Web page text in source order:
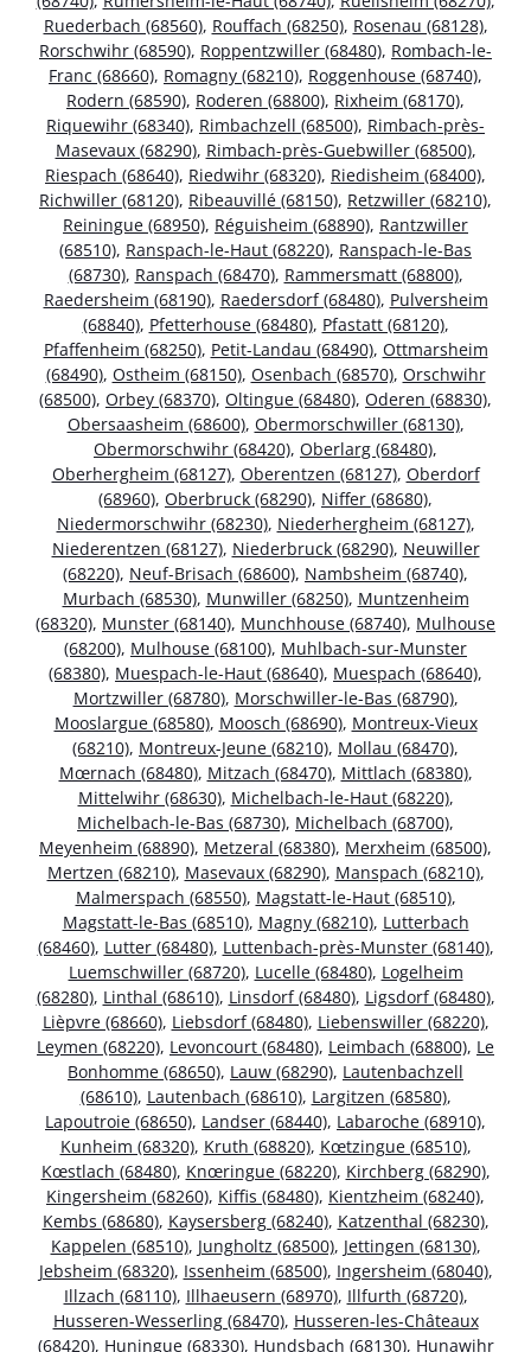
Ruederbach (68560), Rouffach (68250), Rosenau (68128),
Rorschwihr (68590), Roppentzwiller (68480), Rombach-le-
Franc (68660), Romagny (68210), Roggenhouse (68740),
Rodern (68590), Roderen (68800), Rixheim (68170),
Riquewihr (68340), Rimbachzell (68500), Rimbach-près-
Masevaux (68290), Rimbach-près-Guebwiller (68500),
Riespach (68640), Riedwihr (68320), Riedisheim (68400),
Richwiller (68120), Ribeauvillé (68150), Retzwiller (68210),
Reiningue (68950), Réguisheim (68890), Rantzwiller
(68510), Ranspach-le-Haut (68220), Ranspach-le-Bas
(68730), Ranspach (68470), Rammersmatt (68800),
Raedersheim (68190), Raedersdorf (68480), Pulversheim
(68840), Pfetterhouse (68480), Pfastatt (68120),
Pfaffenheim (68250), Petit-Landau (68490), Ottmarsheim
(68490), Ostheim (68150), Osenbach (68570), Orschwihr
(68500), Orbey (68370), Oltingue (68480), Oderen (68830),
Obersaasheim (68600), Obermorschwiller (68130),
Obermorschwihr (68420), Oberlarg (68480),
Oberhergheim (68127), Oberentzen (68127), Oberdorf
(68960), Oberbruck (68290), Niffer (68680),
Niedermorschwihr (68230), Niederhergheim (68127),
Niederentzen (68127), Niederbruck (68290), Neuwiller
(68220), Neuf-Brisach (68600), Nambsheim (68740),
Murbach (68530), Munwiller (68250), Muntzenheim
(68320), Munster (68140), Munchhouse (68740), Mulhouse
(68200), Mulhouse (68100), Muhlbach-sur-Munster
(68380), Muespach-le-Haut (68640), Muespach (68640),
Mortzwiller (68780), Morschwiller-le-Bas (68790),
Mooslargue (68580), Moosch (68690), Montreux-Vieux
(68210), Montreux-Jeune (68210), Mollau (68470),
Mœrnach (68480), Mitzach (68470), Mittlach (68380),
Mittelwihr (68630), Michelbach-le-Haut (68220),
Michelbach-le-Bas (68730), Michelbach (68700),
Meyenheim (68890), Metzeral (68380), Merxheim (68500),
Mertzen (68210), Masevaux (68290), Manspach (68210),
Malmerspach (68550), Magstatt-le-Haut (68510),
Magstatt-le-Bas (68510), Magny (68210), Lutterbach
(68460), Lutter (68480), Luttenbach-près-Munster (68140),
Luemschwiller (68720), Lucelle (68480), Logelheim
(68280), Linthal (68610), Linsdorf (68480), Ligsdorf (68480),
Lièpvre (68660), Liebsdorf (68480), Liebenswiller (68220),
Leymen (68220), Levoncourt (68480), Leimbach (68800), Le
Bonhomme (68650), Lauw (68290), Lautenbachzell
(68610), Lautenbach (68610), Largitzen (68580),
Lapoutroie (68650), Landser (68440), Labaroche (68910),
Kunheim (68320), Kruth (68820), Kœtzingue (68510),
Kœstlach (68480), Knœringue (68220), Kirchberg (68290),
Kingersheim (68260), Kiffis (68480), Kientzheim (68240),
Kembs (68680), Kaysersberg (68240), Katzenthal (68230),
Kappelen (68510), Jungholtz (68500), Jettingen (68130),
Jebsheim (68320), Issenheim (68500), Ingersheim (68040),
Illzach (68110), Illhaeusern (68970), Illfurth (68720),
Husseren-Wesserling (68470), Husseren-les-Châteaux
(68420), Huningue (68330), Hundsbach (68130), Hunawihr